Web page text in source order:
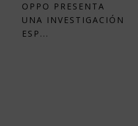
OPPO PRESENTA
UNA INVESTIGACIÓN
ESP...